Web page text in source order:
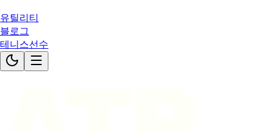
유틸리티
블로그
테니스선수